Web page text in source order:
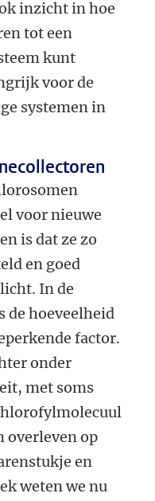
inzicht in hoe
tot een
kunt
voor de
systemen in
voor nieuwe
is dat ze zo
en goed
In de
de hoeveelheid
factor.
onder
met soms
overleven op
en
weten we nu